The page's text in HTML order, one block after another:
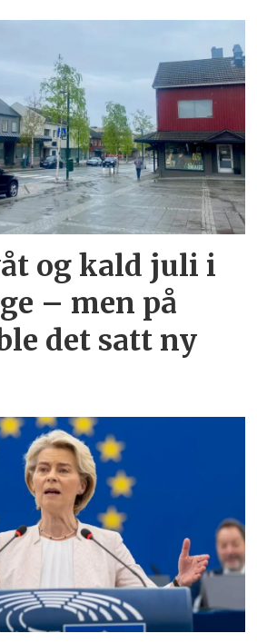
og kald juli i
– men på
det satt ny